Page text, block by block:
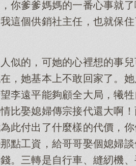
你爹爹媽媽的一番心事就
這個供銷社主任，也就保
似的，可她的心裡想的事
，她基本上不敢回家了。
李遠平能夠顧全大局，犧牲
比娶媳婦傳宗接代還大啊
此付出了什麼樣的代價，
點工資，給哥哥娶個媳婦
。三轉是自行車、縫紉機、